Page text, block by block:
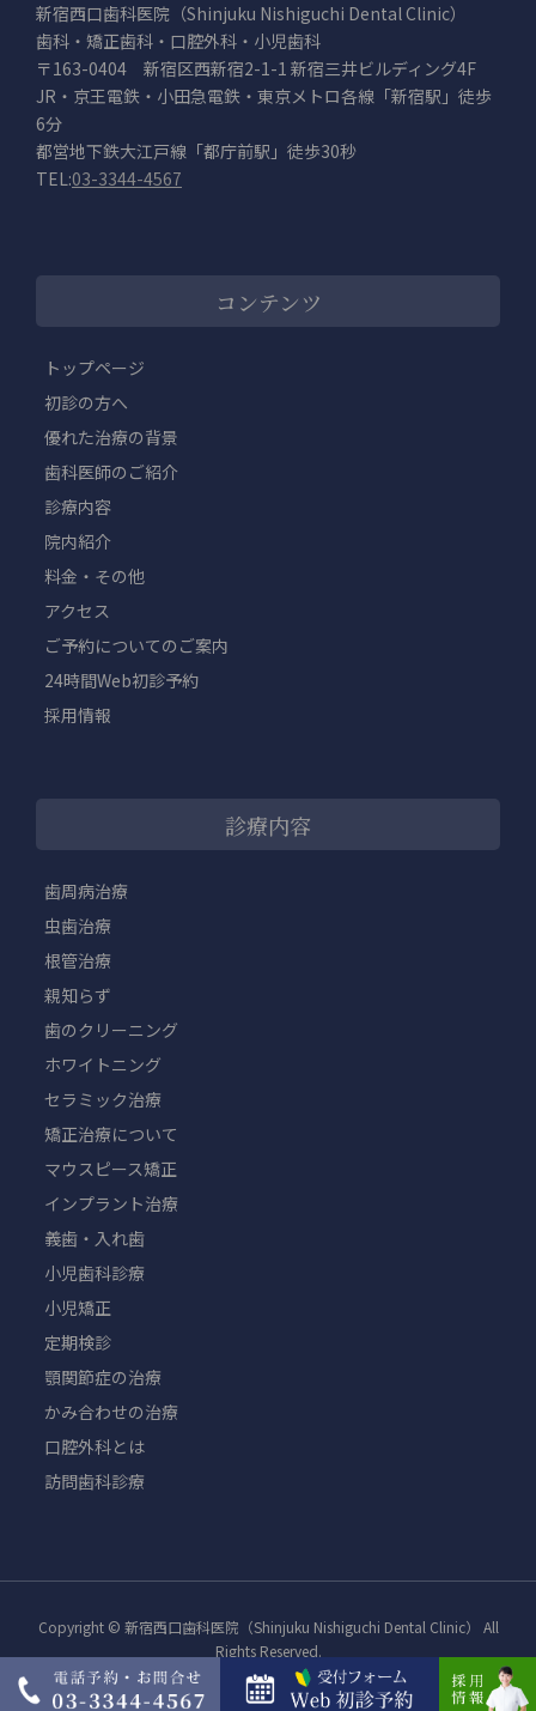
新宿西口歯科医院（Shinjuku Nishiguchi Dental Clinic）
歯科・矯正歯科・口腔外科・小児歯科
〒163-0404 新宿区西新宿2-1-1 新宿三井ビルディング4F
JR・京王電鉄・小田急電鉄・東京メトロ各線「新宿駅」徒歩
6分
都営地下鉄大江戸線「都庁前駅」徒歩30秒
TEL:03-3344-4567
コンテンツ
トップページ
初診の方へ
優れた治療の背景
歯科医師のご紹介
診療内容
院内紹介
料金・その他
アクセス
ご予約についてのご案内
24時間Web初診予約
採用情報
診療内容
歯周病治療
虫歯治療
根管治療
親知らず
歯のクリーニング
ホワイトニング
セラミック治療
矯正治療について
マウスピース矯正
インプラント治療
義歯・入れ歯
小児歯科診療
小児矯正
定期検診
顎関節症の治療
かみ合わせの治療
口腔外科とは
訪問歯科診療
Copyright © 新宿西口歯科医院（Shinjuku Nishiguchi Dental Clinic） All
Rights Reserved.